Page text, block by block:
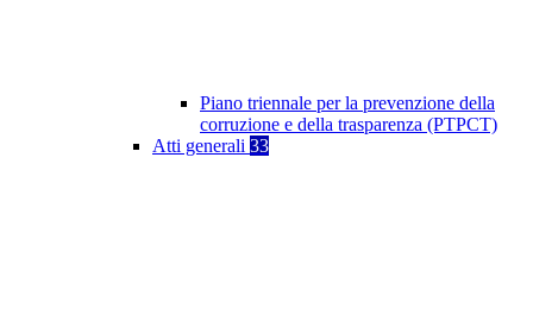
Piano triennale per la prevenzione della
corruzione e della trasparenza (PTPCT)
Atti generali 33